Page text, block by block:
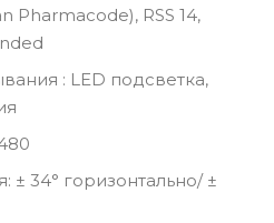
Pharmacode), RSS 14,
: LED подсветка,
± 34° горизонтально/ ±